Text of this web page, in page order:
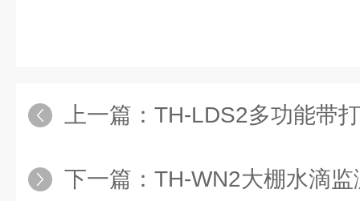
上一篇： TH-LDS2多功能带
下一篇： TH-WN2大棚水滴监